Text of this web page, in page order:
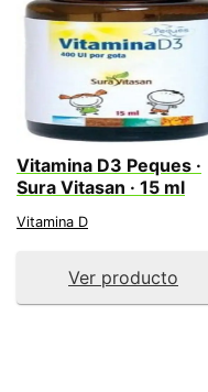
Vitamina D3 Peques ·
Sura Vitasan · 15 ml
Vitamina D
Ver producto